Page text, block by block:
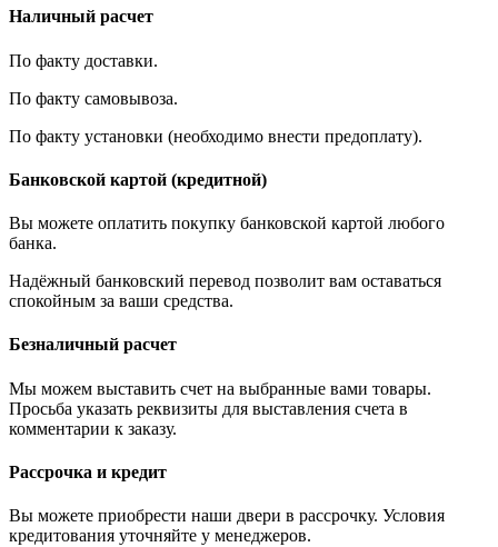
Наличный расчет
По факту доставки.
По факту самовывоза.
По факту установки (необходимо внести предоплату).
Банковской картой (кредитной)
Вы можете оплатить покупку банковской картой любого
банка.
Надёжный банковский перевод позволит вам оставаться
спокойным за ваши средства.
Безналичный расчет
Мы можем выставить счет на выбранные вами товары.
Просьба указать реквизиты для выставления счета в
комментарии к заказу.
Рассрочка и кредит
Вы можете приобрести наши двери в рассрочку. Условия
кредитования уточняйте у менеджеров.